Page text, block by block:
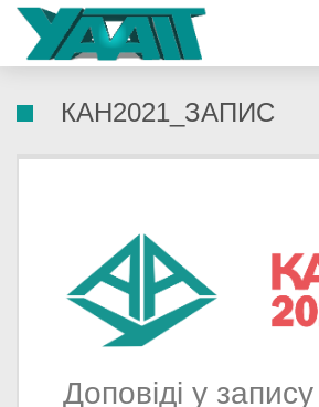
КАН2021_ЗАПИС
Доповіді у запису